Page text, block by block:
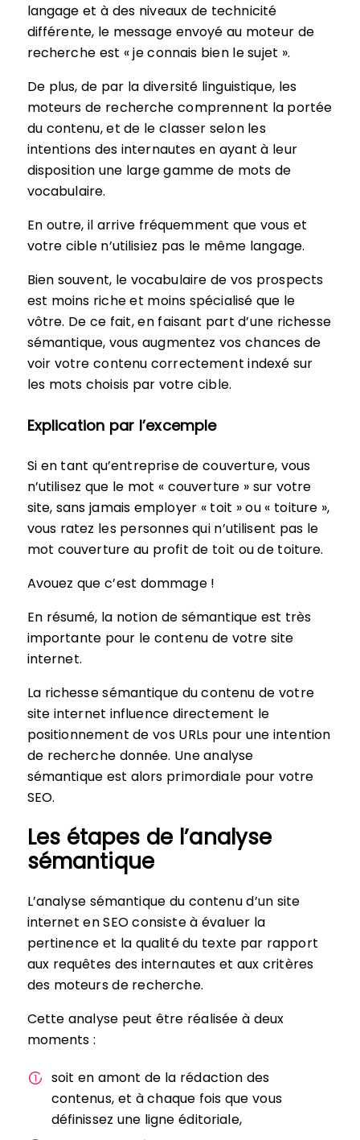
langage et à des niveaux de technicité
différente, le message envoyé au moteur de
recherche est « je connais bien le sujet ».
De plus, de par la diversité linguistique, les
moteurs de recherche comprennent la portée
du contenu, et de le classer selon les
intentions des internautes en ayant à leur
disposition une large gamme de mots de
vocabulaire.
En outre, il arrive fréquemment que vous et
votre cible n’utilisiez pas le même langage.
Bien souvent, le vocabulaire de vos prospects
est moins riche et moins spécialisé que le
vôtre. De ce fait, en faisant part d’une richesse
sémantique, vous augmentez vos chances de
voir votre contenu correctement indexé sur
les mots choisis par votre cible.
Explication par l’excemple
Si en tant qu’entreprise de couverture, vous
n’utilisez que le mot « couverture » sur votre
site, sans jamais employer « toit » ou « toiture »,
vous ratez les personnes qui n’utilisent pas le
mot couverture au profit de toit ou de toiture.
Avouez que c’est dommage !
En résumé, la notion de sémantique est très
importante pour le contenu de votre site
internet.
La richesse sémantique du contenu de votre
site internet influence directement le
positionnement de vos URLs pour une intention
de recherche donnée. Une analyse
sémantique est alors primordiale pour votre
SEO.
Les étapes de l’analyse
sémantique
L’analyse sémantique du contenu d’un site
internet en SEO consiste à évaluer la
pertinence et la qualité du texte par rapport
aux requêtes des internautes et aux critères
des moteurs de recherche.
Cette analyse peut être réalisée à deux
moments :
soit en amont de la rédaction des
contenus, et à chaque fois que vous
définissez une ligne éditoriale,